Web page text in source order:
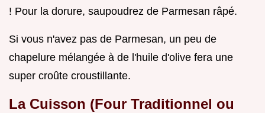
! Pour la dorure, saupoudrez de Parmesan râpé.
Si vous n'avez pas de Parmesan, un peu de
chapelure mélangée à de l'huile d'olive fera une
super croûte croustillante.
La Cuisson (Four Traditionnel ou